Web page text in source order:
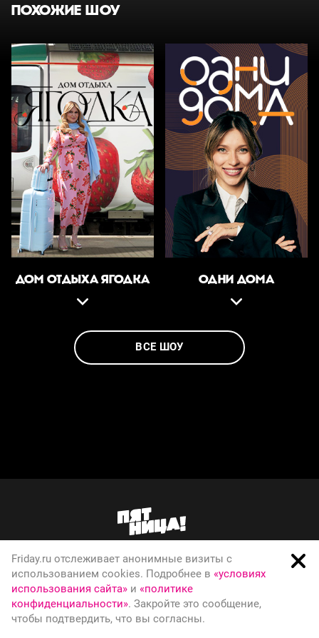
ПОХОЖИЕ ШОУ
ДОМ ОТДЫХА ЯГОДКА ОДНИ ДОМА
ВСЕ ШОУ
О телеканале
Вакансии
Правовая информация
Friday.ru отслеживает анонимные визиты с
использованием cookies. Подробнее в «условиях
использования сайта» и «политике
конфиденциальности». Закройте это сообщение,
чтобы подтвердить, что вы согласны.